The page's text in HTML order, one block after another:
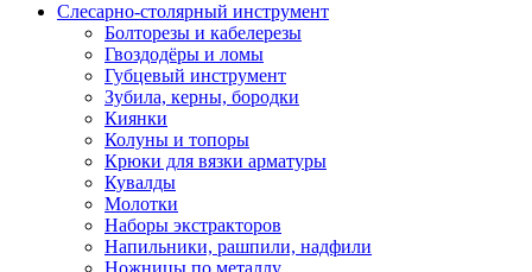
Слесарно-столярный инструмент
Болторезы и кабелерезы
Гвоздодёры и ломы
Губцевый инструмент
Зубила, керны, бородки
Киянки
Колуны и топоры
Крюки для вязки арматуры
Кувалды
Молотки
Наборы экстракторов
Напильники, рашпили, надфили
Ножницы по металлу